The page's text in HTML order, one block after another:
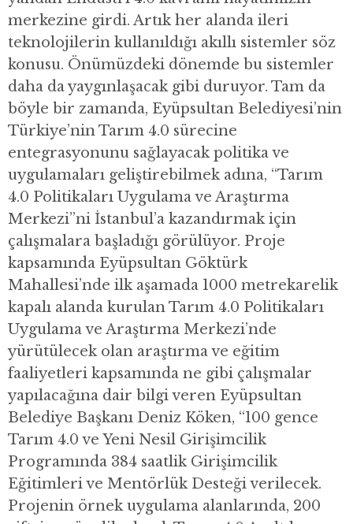
merkezine girdi. Artık her alanda ileri
teknolojilerin kullanıldığı akıllı sistemler söz
konusu. Önümüzdeki dönemde bu sistemler
daha da yaygınlaşacak gibi duruyor. Tam da
böyle bir zamanda, Eyüpsultan Belediyesi’nin
Türkiye’nin Tarım 4.0 sürecine
entegrasyonunu sağlayacak politika ve
uygulamaları geliştirebilmek adına, “Tarım
4.0 Politikaları Uygulama ve Araştırma
Merkezi”ni İstanbul’a kazandırmak için
çalışmalara başladığı görülüyor. Proje
kapsamında Eyüpsultan Göktürk
Mahallesi’nde ilk aşamada 1000 metrekarelik
kapalı alanda kurulan Tarım 4.0 Politikaları
Uygulama ve Araştırma Merkezi’nde
yürütülecek olan araştırma ve eğitim
faaliyetleri kapsamında ne gibi çalışmalar
yapılacağına dair bilgi veren Eyüpsultan
Belediye Başkanı Deniz Köken, “100 gence
Tarım 4.0 ve Yeni Nesil Girişimcilik
Programında 384 saatlik Girişimcilik
Eğitimleri ve Mentörlük Desteği verilecek.
Projenin örnek uygulama alanlarında, 200